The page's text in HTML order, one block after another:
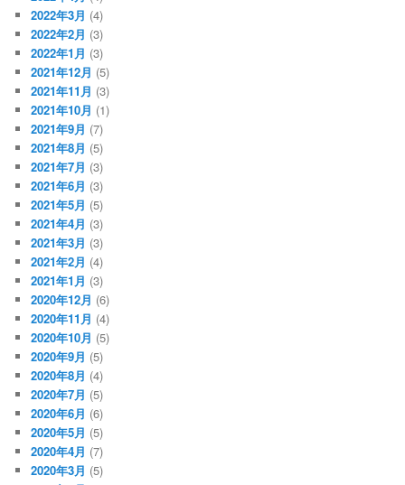
2022年3月 (4)
2022年2月 (3)
2022年1月 (3)
2021年12月 (5)
2021年11月 (3)
2021年10月 (1)
2021年9月 (7)
2021年8月 (5)
2021年7月 (3)
2021年6月 (3)
2021年5月 (5)
2021年4月 (3)
2021年3月 (3)
2021年2月 (4)
2021年1月 (3)
2020年12月 (6)
2020年11月 (4)
2020年10月 (5)
2020年9月 (5)
2020年8月 (4)
2020年7月 (5)
2020年6月 (6)
2020年5月 (5)
2020年4月 (7)
2020年3月 (5)